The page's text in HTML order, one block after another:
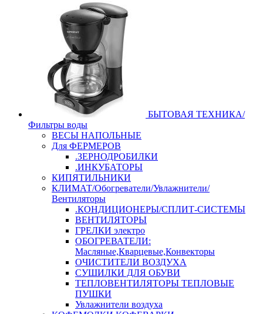
БЫТОВАЯ ТЕХНИКА/
Фильтры воды
ВЕСЫ НАПОЛЬНЫЕ
Для ФЕРМЕРОВ
.ЗЕРНОДРОБИЛКИ
.ИНКУБАТОРЫ
КИПЯТИЛЬНИКИ
КЛИМАТ/Обогреватели/Увлажнители/
Вентиляторы
.КОНДИЦИОНЕРЫ/СПЛИТ-СИСТЕМЫ
ВЕНТИЛЯТОРЫ
ГРЕЛКИ электро
ОБОГРЕВАТЕЛИ:
Масляные,Кварцевые,Конвекторы
ОЧИСТИТЕЛИ ВОЗДУХА
СУШИЛКИ ДЛЯ ОБУВИ
ТЕПЛОВЕНТИЛЯТОРЫ ТЕПЛОВЫЕ
ПУШКИ
Увлажнители воздуха